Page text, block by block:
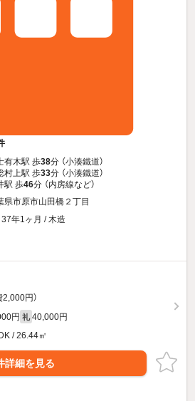
有木駅 歩38分 （小湊鐵道）
村上駅 歩33分 （小湊鐵道）
駅 歩46分 （内房線など）
県市原市山田橋２丁目
年1ヶ月 / 木造
2,000円）
円 礼 40,000円
/ 26.44㎡
詳細を見る